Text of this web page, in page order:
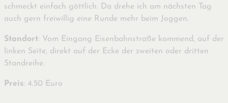
schmeckt einfach göttlich. Da drehe ich am nächsten Tag
auch gern freiwillig eine Runde mehr beim Joggen.
Standort: Vom Eingang Eisenbahnstraße kommend, auf der
linken Seite, direkt auf der Ecke der zweiten oder dritten
Standreihe.
Preis: 4.50 Euro